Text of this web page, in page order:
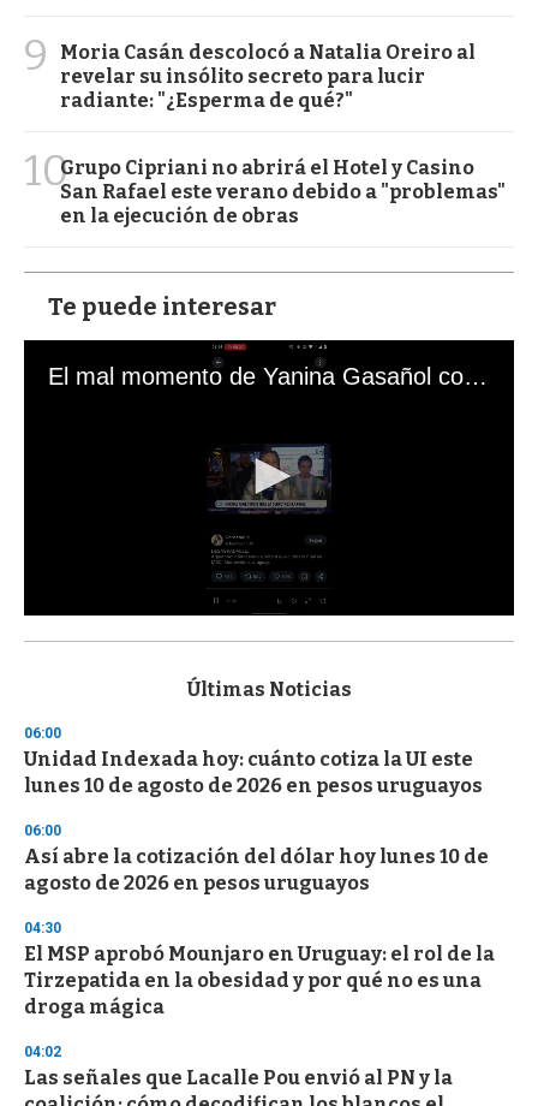
9
Moria Casán descolocó a Natalia Oreiro al
revelar su insólito secreto para lucir
radiante: "¿Esperma de qué?"
10Grupo Cipriani no abrirá el Hotel y Casino
San Rafael este verano debido a "problemas"
en la ejecución de obras
Te puede interesar
El mal momento de Yanina Gasañol con un hincha argentino en "Subrayado"
s
d
s
o
f
3
s
c
n
d
s
Últimas Noticias
06:00
Unidad Indexada hoy: cuánto cotiza la UI este
lunes 10 de agosto de 2026 en pesos uruguayos
06:00
Así abre la cotización del dólar hoy lunes 10 de
agosto de 2026 en pesos uruguayos
04:30
El MSP aprobó Mounjaro en Uruguay: el rol de la
Tirzepatida en la obesidad y por qué no es una
droga mágica
04:02
Las señales que Lacalle Pou envió al PN y la